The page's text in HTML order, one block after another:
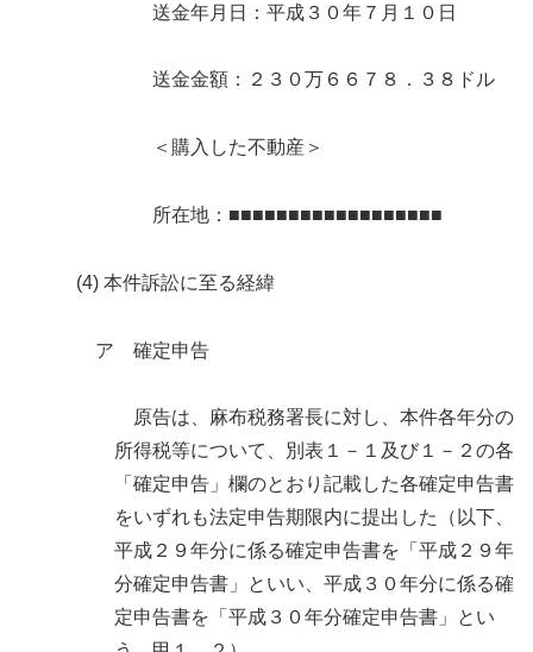
送金年月日：平成３０年７月１０日
送金金額：２３０万６６７８．３８ドル
＜購入した不動産＞
所在地：■■■■■■■■■■■■■■■■■■
(4) 本件訴訟に至る経緯
ア 確定申告
原告は、麻布税務署長に対し、本件各年分の
所得税等について、別表１－１及び１－２の各
「確定申告」欄のとおり記載した各確定申告書
をいずれも法定申告期限内に提出した（以下、
平成２９年分に係る確定申告書を「平成２９年
分確定申告書」といい、平成３０年分に係る確
定申告書を「平成３０年分確定申告書」とい